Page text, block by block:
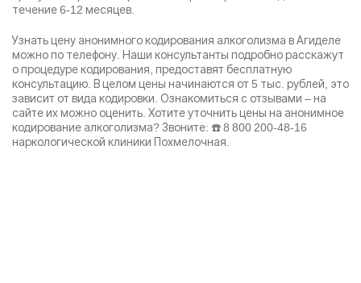
течение 6-12 месяцев.
Узнать цену анонимногокодирования алкоголизма в Агиделе
можно по телефону. Наши консультанты подробно расскажут
о процедуре кодирования, предоставят бесплатную
консультацию. В целом цены начинаются от 5 тыс. рублей, это
зависит от вида кодировки. Ознакомиться с отзывами – на
сайте их можно оценить. Хотите уточнить цены на анонимное
кодирование алкоголизма? Звоните: ☎️8 800 200-48-16
наркологической клиники Похмелочная.